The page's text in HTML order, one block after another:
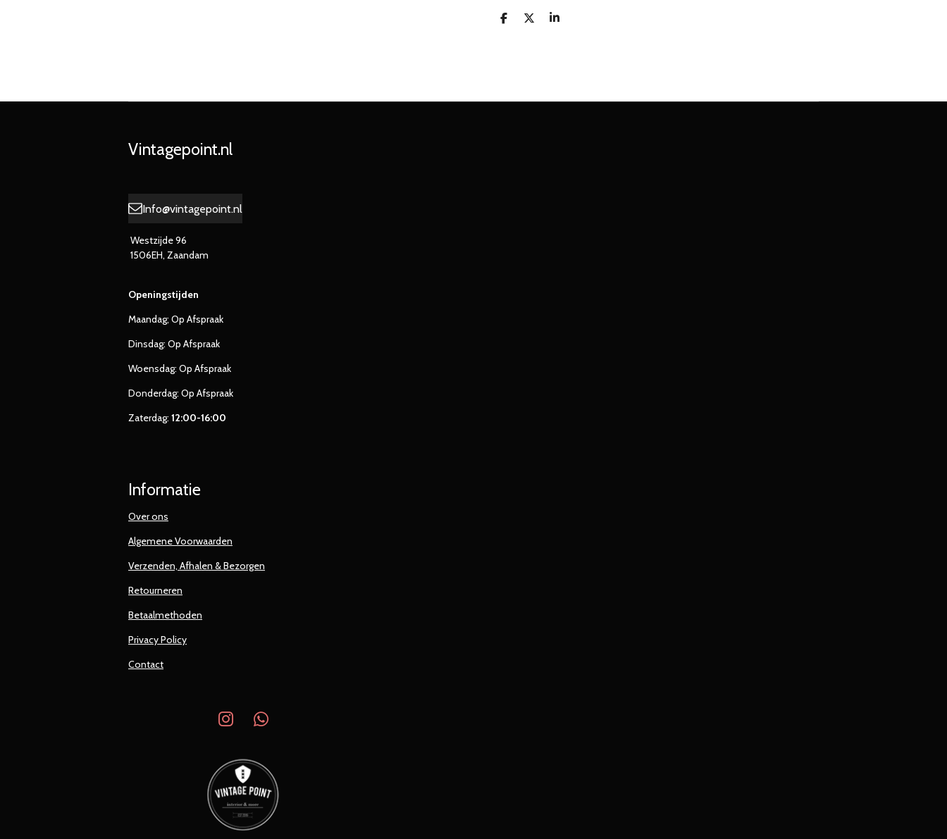
D
D
S
Vintagepoint.nl
Info@vintagepoint.nl
Westzijde 96
1506EH, Zaandam
Openingstijden
Maandag; Op Afspraak
Dinsdag: Op Afspraak
Woensdag: Op Afspraak
Donderdag: Op Afspraak
Zaterdag: 12:00-16:00
Informatie
Over ons
Algemene Voorwaarden
Verzenden, Afhalen & Bezorgen
Retourneren
Betaalmethoden
Privacy Policy
Contact
I
s
a
g
r
W
a
s
A
p